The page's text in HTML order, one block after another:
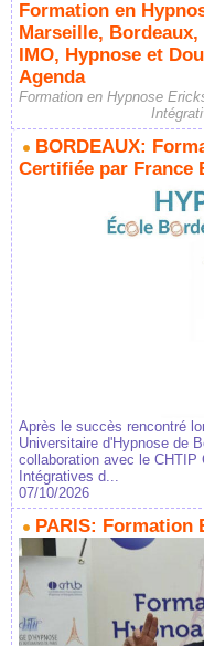
Formation en
Marseille,
IMO, Hypnose et
Agenda
Formation en Hypnose
BORDEAUX:
Certifiée par France
Après le succès rencontré
Universitaire d'Hypnose de
collaboration avec le CHTIP
Intégratives d...
07/10/2026
PARIS: Formation